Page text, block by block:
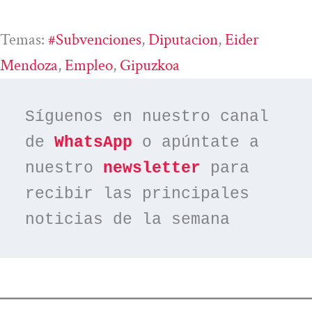
Temas: #subvenciones, Diputacion, Eider
Mendoza, Empleo, Gipuzkoa
Síguenos en nuestro canal
de WhatsApp o apúntate a
nuestro newsletter para
recibir las principales
noticias de la semana